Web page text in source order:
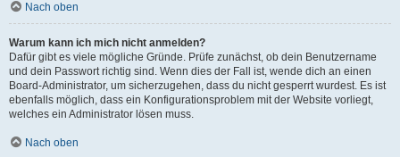
Nach oben
Warum kann ich mich nicht anmelden?
Dafür gibt es viele mögliche Gründe. Prüfe zunächst, ob dein Benutzername
und dein Passwort richtig sind. Wenn dies der Fall ist, wende dich an einen
Board-Administrator, um sicherzugehen, dass du nicht gesperrt wurdest. Es ist
ebenfalls möglich, dass ein Konfigurationsproblem mit der Website vorliegt,
welches ein Administrator lösen muss.
Nach oben